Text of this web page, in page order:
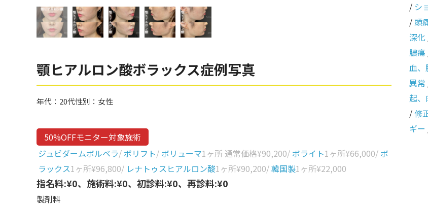
ヒアルロン酸リフトアッ
女性
男性
Age
年代から探す
20代
30代
40代
顎ヒアルロン酸ボラックス症例写真
年代： 20代性別： 女性
50%OFFモニター対象施術
ジュビダームボルベラ/ ボリフト/ ボリューマ1ヶ所 通常価格¥90,200/ ボライト1ヶ所¥66,000/ ボ
ラックス1ヶ所¥96,800/ レナトゥスヒアルロン酸1ヶ所¥90,200/韓国製1ヶ所¥22,000
指名料:¥0、施術料:¥0、初診料:¥0、再診料:¥0
製剤料
/ シ
/頭
深化
膿瘍
血、
異常
起、
/修
ギー